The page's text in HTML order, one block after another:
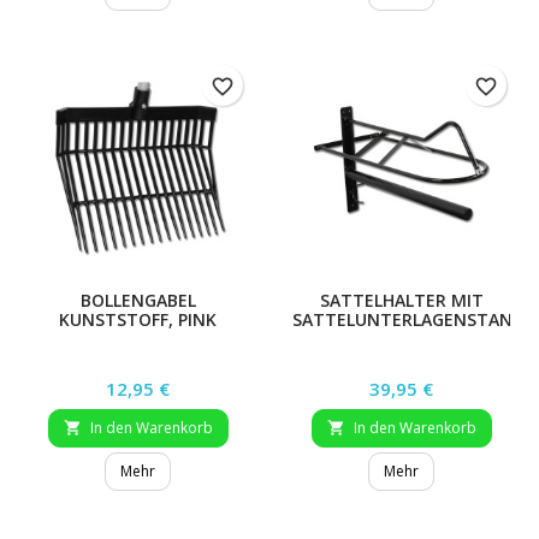
BOLLENGABEL
KUNSTSTOFF, PINK
Preis
12,95 €
 In den Warenkorb
Mehr
favorite_border
SATTELHALTER MIT
SATTELUNTERLAGENSTANGE,
Preis
39,95 €
 In den Warenkorb
Mehr
favorite_border